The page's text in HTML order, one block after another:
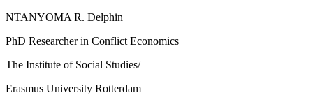
NTANYOMA R. Delphin
PhD Researcher in Conflict Economics
The Institute of Social Studies/
Erasmus University Rotterdam